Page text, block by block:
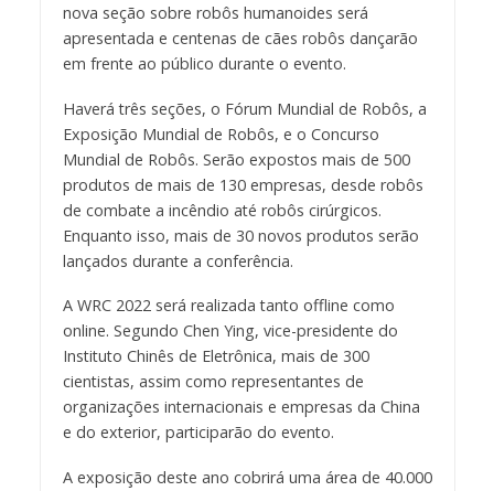
nova seção sobre robôs humanoides será
apresentada e centenas de cães robôs dançarão
em frente ao público durante o evento.
Haverá três seções, o Fórum Mundial de Robôs, a
Exposição Mundial de Robôs, e o Concurso
Mundial de Robôs. Serão expostos mais de 500
produtos de mais de 130 empresas, desde robôs
de combate a incêndio até robôs cirúrgicos.
Enquanto isso, mais de 30 novos produtos serão
lançados durante a conferência.
A WRC 2022 será realizada tanto offline como
online. Segundo Chen Ying, vice-presidente do
Instituto Chinês de Eletrônica, mais de 300
cientistas, assim como representantes de
organizações internacionais e empresas da China
e do exterior, participarão do evento.
A exposição deste ano cobrirá uma área de 40.000